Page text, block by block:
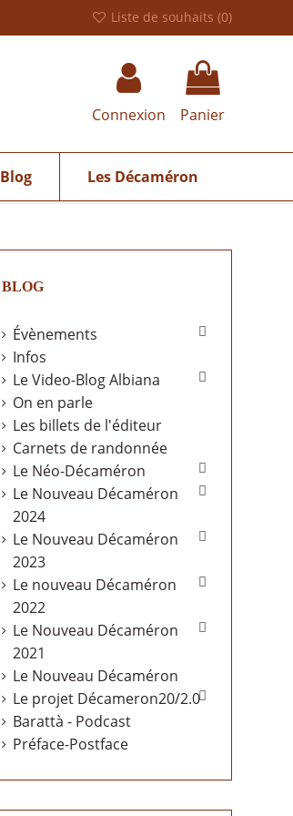
Liste de souhaits (0)
Connexion Panier
Blog Les Décaméron
BLOG
Évènements 
Infos
Le Video-Blog Albiana

On en parle
Les billets de l'éditeur
Carnets de randonnée
Le Néo-Décaméron

Le Nouveau Décaméron
2024

Le Nouveau Décaméron
2023

Le nouveau Décaméron
2022

Le Nouveau Décaméron
2021

Le Nouveau Décaméron
Le projet Décameron20/2.0
Barattà - Podcast
Préface-Postface